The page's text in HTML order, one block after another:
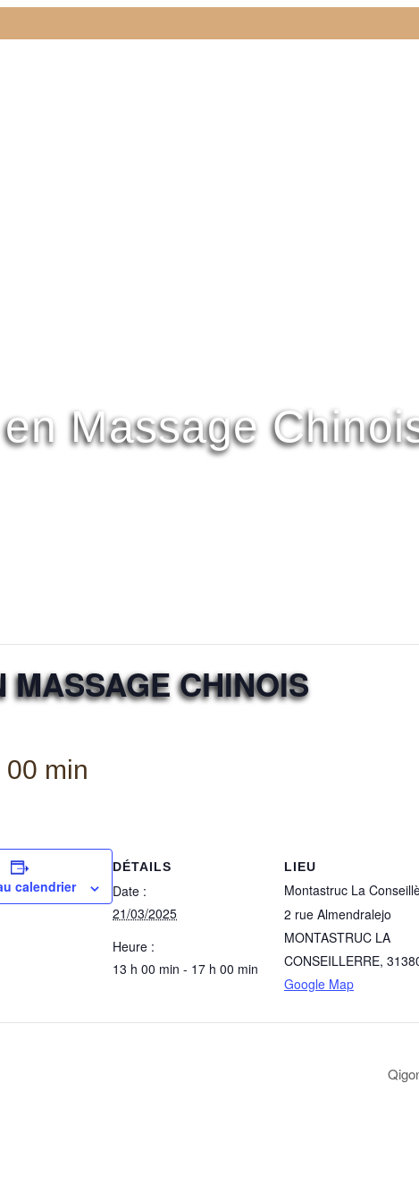
Massage
MASSAGE CHINOIS
00 min
calendrier
DÉTAILS
Date :
21/03/2025
Heure :
13 h 00 min - 17 h 00 min
LIEU
Montastruc La
2 rue Almendralejo
MONTASTRUC LA
CONSEILLERRE,
Google Map